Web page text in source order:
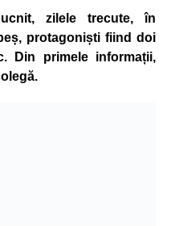
zilele trecute, în
protagoniști fiind doi
Din primele informații,